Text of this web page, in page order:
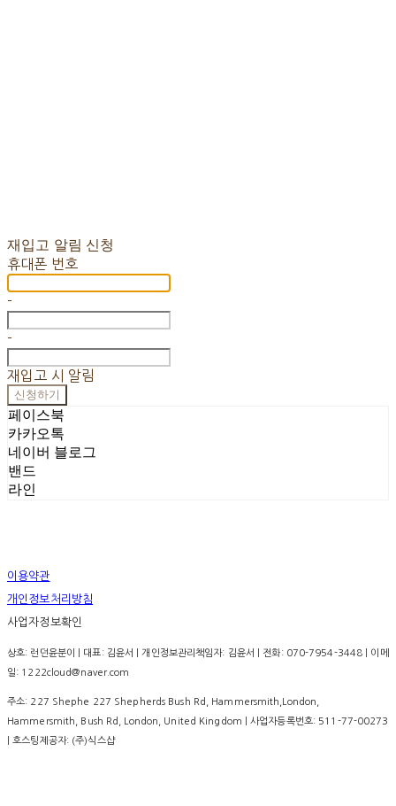
재입고 알림 신청
휴대폰 번호
-
-
재입고 시 알림
신청하기
페이스북
카카오톡
네이버 블로그
밴드
라인
이용약관
개인정보처리방침
사업자정보확인
상호: 런던윤분이 | 대표: 김윤서 | 개인정보관리책임자: 김윤서 | 전화: 070-7954-3448 | 이메
일: 1222cloud@naver.com
주소: 227 Shephe 227 Shepherds Bush Rd, Hammersmith,London,
Hammersmith, Bush Rd, London, United Kingdom | 사업자등록번호: 511-77-00273
| 호스팅제공자: (주)식스샵